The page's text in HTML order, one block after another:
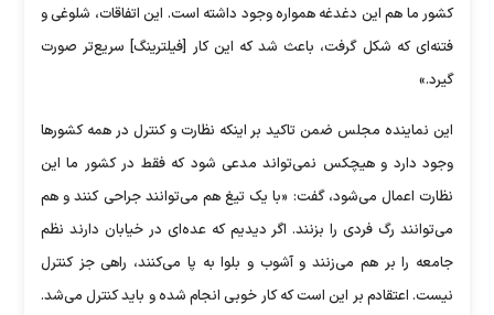
کشور ما هم این دغدغه همواره وجود داشته است. این اتفاقات، شلوغی و
فتنه‌ای که شکل گرفت، باعث شد که این کار [فیلترینگ] سریع‌تر صورت
گیرد.»
این نماینده مجلس ضمن تاکید بر اینکه نظارت و کنترل در همه کشورها
وجود دارد و هیچکس نمی‌تواند مدعی شود که فقط در کشور ما این
نظارت اعمال می‌شود، گفت: «با یک تیغ هم می‌توانند جراحی کنند و هم
می‌توانند رگ فردی را بزنند. اگر دیدیم که عده‌ای در خیابان دارند نظم
جامعه را بر هم می‌زنند و آشوب و بلوا به پا می‌کنند، راهی جز کنترل
نیست. اعتقادم بر این است که کار خوبی انجام شده و باید کنترل می‌شد.